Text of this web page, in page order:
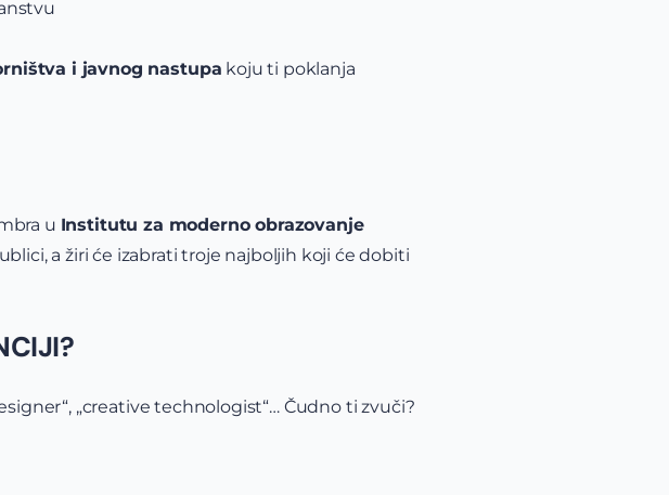
i javnog nastupa koju ti poklanja
u Institutu za moderno obrazovanje
a žiri će izabrati troje najboljih koji će dobiti
„creative technologist“… Čudno ti zvuči?